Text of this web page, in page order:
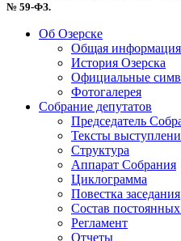
№ 59-ФЗ.
Об Озерске
Общая информация
История Озерска
Официальные
Фотогалерея
Собрание депутатов
Председатель
Тексты
Структура
Аппарат Собрания
Циклограмма
Повестка заседания
Состав
Регламент
Отчеты